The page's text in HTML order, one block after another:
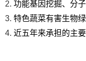
功能基因挖掘、分
特色蔬菜有害生物
近五年来承担的主